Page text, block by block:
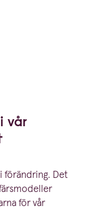
vår
förändring. Det
för vår